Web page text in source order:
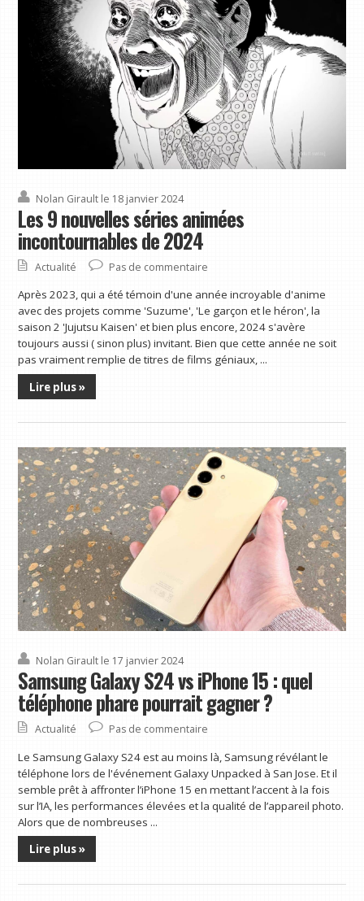
Nolan Girault le 18 janvier 2024
Les 9 nouvelles séries animées
incontournables de 2024
Actualité Pas de commentaire
Après 2023, qui a été témoin d'une année incroyable d'anime
avec des projets comme 'Suzume', 'Le garçon et le héron', la
saison 2 'Jujutsu Kaisen' et bien plus encore, 2024 s'avère
toujours aussi ( sinon plus) invitant. Bien que cette année ne soit
pas vraiment remplie de titres de films géniaux, ...
Lire plus »
Nolan Girault le 17 janvier 2024
Samsung Galaxy S24 vs iPhone 15 : quel
téléphone phare pourrait gagner ?
Actualité Pas de commentaire
Le Samsung Galaxy S24 est au moins là, Samsung révélant le
téléphone lors de l'événement Galaxy Unpacked à San Jose. Et il
semble prêt à affronter l’iPhone 15 en mettant l’accent à la fois
sur l’IA, les performances élevées et la qualité de l’appareil photo.
Alors que de nombreuses ...
Lire plus »